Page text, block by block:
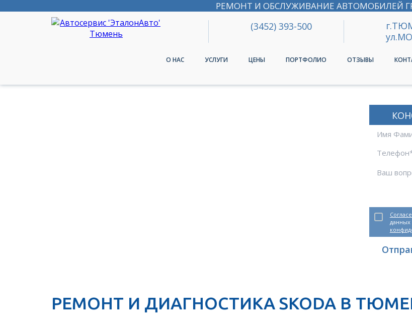
РЕМОНТ И ОБСЛУЖИВАНИЕ АВТОМОБИЛЕЙ
(3452) 393-500
О НАС УСЛУГИ ЦЕНЫ ПОРТФОЛИО ОТЗЫВЫ
данных
РЕМОНТ И ДИАГНОСТИКА SKODA В